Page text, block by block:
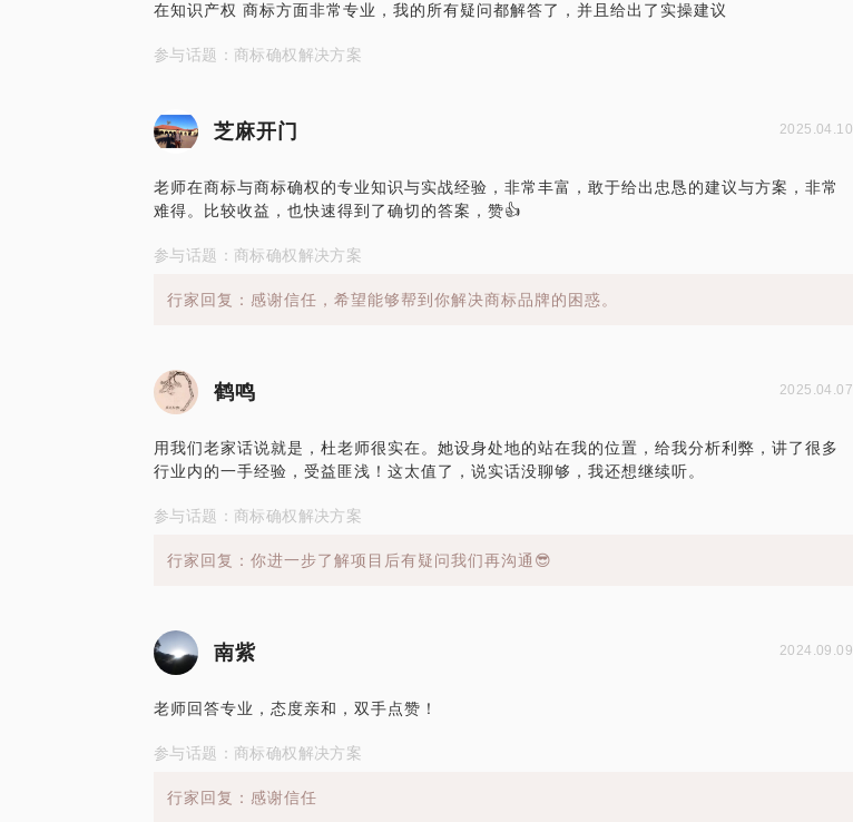
在知识产权 商标方面非常专业，我的所有疑问都解答了，并且给出了实操建议
参与话题：商标确权解决方案
芝麻开门 2025.04.10
老师在商标与商标确权的专业知识与实战经验，非常丰富，敢于给出忠恳的建议与方案，非常
难得。比较收益，也快速得到了确切的答案，赞👍
参与话题：商标确权解决方案
行家回复：感谢信任，希望能够帮到你解决商标品牌的困惑。
鹤鸣 2025.04.07
用我们老家话说就是，杜老师很实在。她设身处地的站在我的位置，给我分析利弊，讲了很多
行业内的一手经验，受益匪浅！这太值了，说实话没聊够，我还想继续听。
参与话题：商标确权解决方案
行家回复：你进一步了解项目后有疑问我们再沟通😎
南紫 2024.09.09
老师回答专业，态度亲和，双手点赞！
参与话题：商标确权解决方案
行家回复：感谢信任